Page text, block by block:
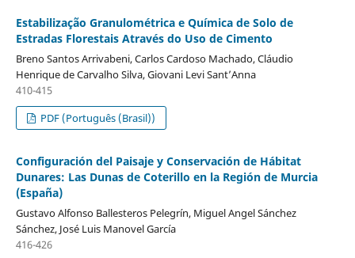
Estabilização Granulométrica e Química de Solo de
Estradas Florestais Através do Uso de Cimento
Breno Santos Arrivabeni, Carlos Cardoso Machado, Cláudio
Henrique de Carvalho Silva, Giovani Levi Sant’Anna
410-415
PDF (Português (Brasil))
Configuración del Paisaje y Conservación de Hábitat
Dunares: Las Dunas de Coterillo en la Región de Murcia
(España)
Gustavo Alfonso Ballesteros Pelegrín, Miguel Angel Sánchez
Sánchez, José Luis Manovel García
416-426